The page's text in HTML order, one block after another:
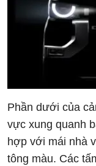
Phần dưới của
vực xung quanh
hợp với mái nhà
tông màu. Các